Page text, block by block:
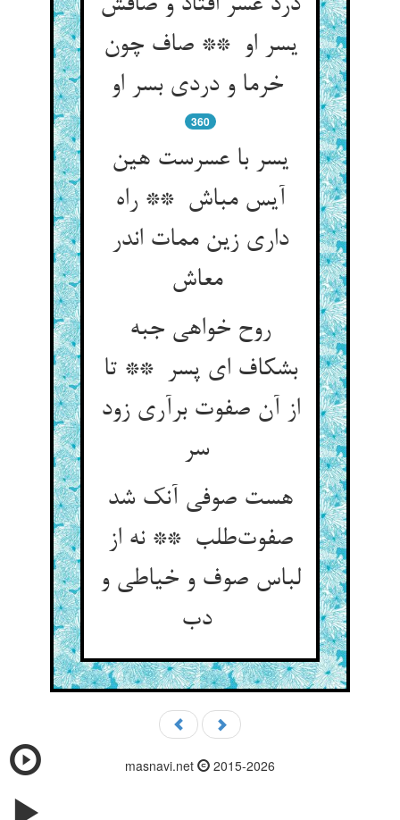
یسر او ** صاف چون
خرما و دردی بسر او
360
یسر با عسرست هین
آیس مباش ** راه
داری زین ممات اندر
معاش
روح خواهی جبه
بشکاف ای پسر ** تا
از آن صفوت برآری زود
سر
هست صوفی آنک شد
صفوت‌طلب ** نه از
لباس صوف و خیاطی و
دب
masnavi.net 2015-2026